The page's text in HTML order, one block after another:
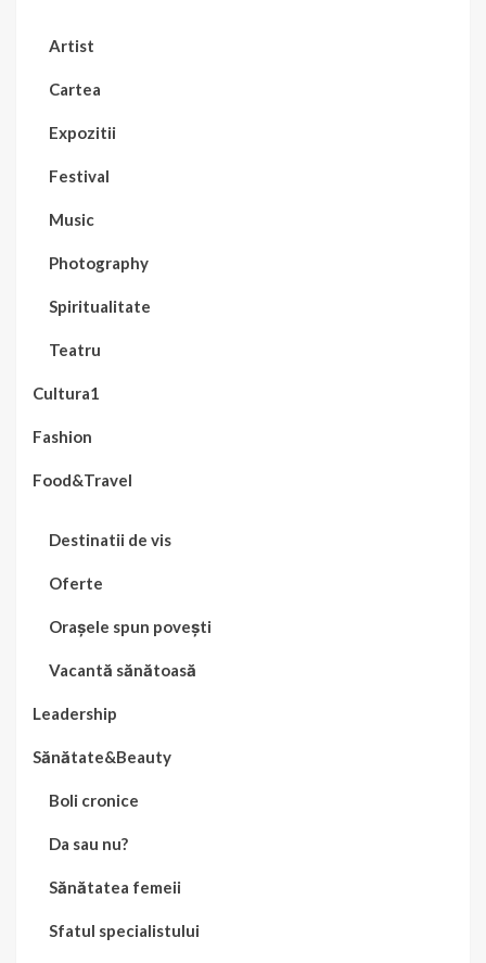
Artist
Cartea
Expozitii
Festival
Music
Photography
Spiritualitate
Teatru
Cultura1
Fashion
Food&Travel
Destinatii de vis
Oferte
Orașele spun povești
Vacantă sănătoasă
Leadership
Sănătate&Beauty
Boli cronice
Da sau nu?
Sănătatea femeii
Sfatul specialistului